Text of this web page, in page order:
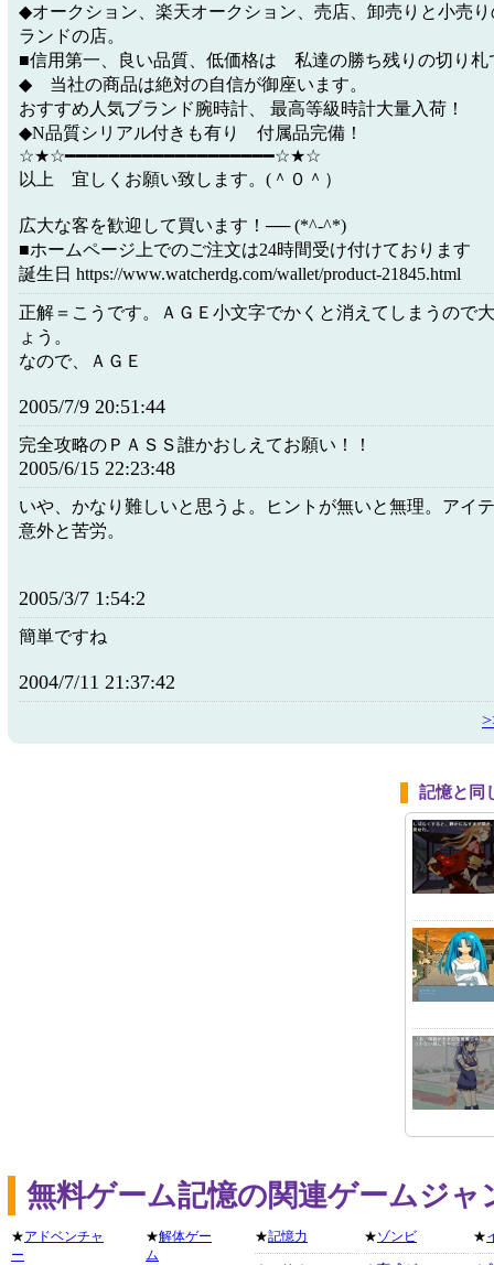
◆オークション、楽天オークション、売店、卸売りと小売
ランドの店。
■信用第一、良い品質、低価格は 私達の勝ち残りの切り札
◆ 当社の商品は絶対の自信が御座います。
おすすめ人気ブランド腕時計、 最高等級時計大量入荷！
◆N品質シリアル付きも有り 付属品完備！
☆★☆━━━━━━━━━━━━━━━━━━━☆★☆
以上 宜しくお願い致します。(＾０＾）
広大な客を歓迎して買います！── (*^-^*)
■ホームページ上でのご注文は24時間受け付けております
誕生日 https://www.watcherdg.com/wallet/product-21845.html
正解＝こうです。ＡＧＥ小文字でかくと消えてしまうので
ょう。
なので、ＡＧＥ
2005/7/9 20:51:44
完全攻略のＰＡＳＳ誰かおしえてお願い！！
2005/6/15 22:23:48
いや、かなり難しいと思うよ。ヒントが無いと無理。アイ
意外と苦労。
2005/3/7 1:54:2
簡単ですね
2004/7/11 21:37:42
記憶と同
無料ゲーム記憶の関連ゲームジャ
★アドベンチャ
ー
★解体ゲー
ム
★記憶力 ★ゾンビ ★